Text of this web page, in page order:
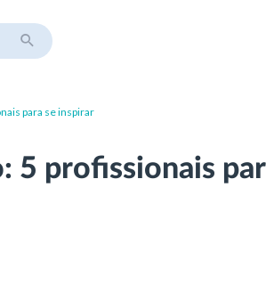
para se inspirar
5 profissionais